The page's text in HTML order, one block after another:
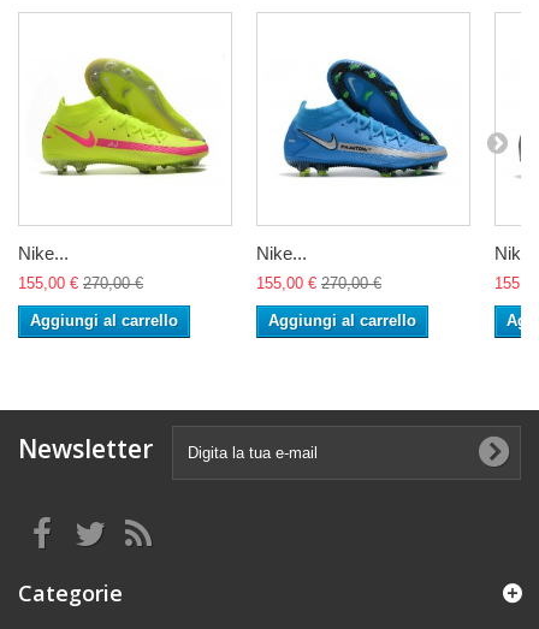
Nike...
155,00 € 270,00 €
Aggiungi al carrello
Nike...
155,00 € 270,00 €
Aggiungi al carrello
Newsletter
Categorie